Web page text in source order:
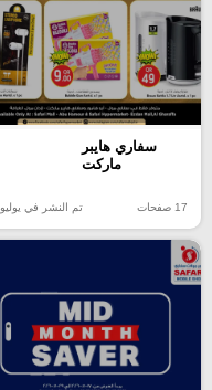
سفاري هايبر
ماركت
17 صفحات تم النشر في يوليو 18